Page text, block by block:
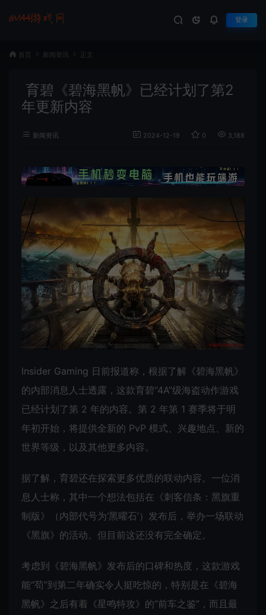
登录
首页 新闻资讯 正文
育碧《碧海黑帆》已经计划了第2
年更新内容
新闻资讯 2024-12-19 0 3,188
Insider Gaming 日前报道称，根据了解《碧海黑帆》
的内部消息人士透露，这款育碧“4A”级海盗动作游戏
已经计划了第 2 年的内容。第 2 年第 1 赛季将于明
年初开始，将提供全新的 PvP 模式、兴趣地点、新的
世界等级，以及其他更多内容。
据了解，育碧还在探索更多优质的联动内容。一位消
息人士称，其中一个想法包括在《刺客信条：黑旗重
制版》（内部代号为‘黑曜石’）发布后，举办一场联动
《黑旗》的活动。但目前这还没有完全确定。
考虑到《碧海黑帆》发布后的口碑和热度，这款游戏
能“苟”到第二年确实令人挺吃惊的，特别是在《碧海
黑帆》之后有着《星鸣特攻》的“前车之鉴”，而且最